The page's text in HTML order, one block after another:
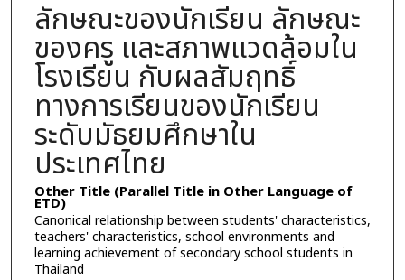
ลักษณะของนักเรียน ลักษณะ
ของครู และสภาพแวดล้อมใน
โรงเรียน กับผลสัมฤทธิ์
ทางการเรียนของนักเรียน
ระดับมัธยมศึกษาใน
ประเทศไทย
Other Title (Parallel Title in Other Language of
ETD)
Canonical relationship between students' characteristics,
teachers' characteristics, school environments and
learning achievement of secondary school students in
Thailand